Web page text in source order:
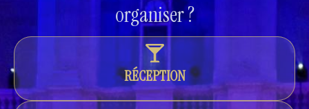
organiser ?
RÉCEPTION